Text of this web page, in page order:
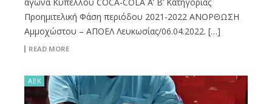
Προημιτελική Φάση περιόδου 2021-2022 ΑΝΟΡΘΩΣΗ
Αμμοχώστου – ΑΠΟΕΛ Λευκωσίας/06.04.2022. […]
READ MORE
ΑΕΚ